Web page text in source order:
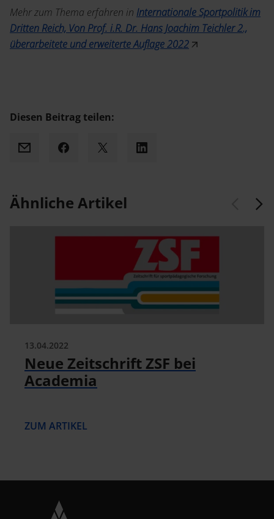
Mehr zum Thema erfahren in Internationale Sportpolitik im
Dritten Reich, Von Prof. i.R. Dr. Hans Joachim Teichler 2.,
überarbeitete und erweiterte Auflage 2022
Diesen Beitrag teilen:
Mail Facebook
X LinkedIn
Ähnliche Artikel
13.04.2022
Neue Zeitschrift ZSF bei
Academia
ZUM ARTIKEL